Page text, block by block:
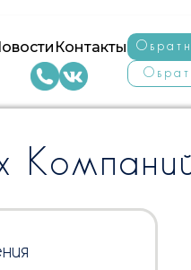
Контакты